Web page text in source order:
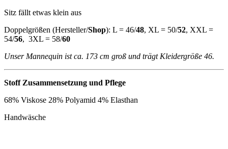
Sitz fällt etwas klein aus
Doppelgrößen (Hersteller/Shop): L = 46/48, XL = 50/52, XXL =
54/56, 3XL = 58/60
Unser Mannequin ist ca. 173 cm groß und trägt Kleidergröße 46.
Stoff Zusammensetzung und Pflege
68% Viskose 28% Polyamid 4% Elasthan
Handwäsche